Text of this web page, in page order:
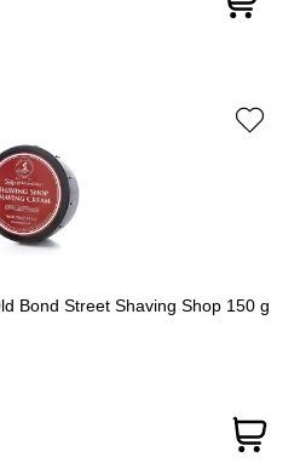
Bond Street Shaving Shop 150 g